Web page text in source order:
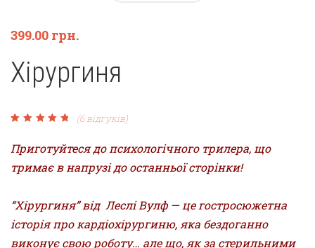
399.00 грн.
Хірургиня
опитування
покупців
(6відгуків)
Приготуйтеся до психологічного трилера, що
тримає в напрузі до останньої сторінки!
“Хірургиня” від Леслі Вулф — це гостросюжетна
історія про кардіохірургиню, яка бездоганно
виконує свою роботу… але що, як за стерильними